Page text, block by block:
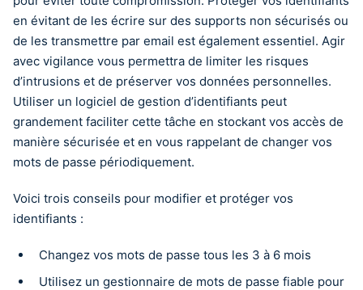
en évitant de les écrire sur des supports non sécurisés ou
de les transmettre par email est également essentiel. Agir
avec vigilance vous permettra de limiter les risques
d’intrusions et de préserver vos données personnelles.
Utiliser un logiciel de gestion d’identifiants peut
grandement faciliter cette tâche en stockant vos accès de
manière sécurisée et en vous rappelant de changer vos
mots de passe périodiquement.
Voici trois conseils pour modifier et protéger vos
identifiants :
Changez vos mots de passe tous les 3 à 6 mois
Utilisez un gestionnaire de mots de passe fiable pour